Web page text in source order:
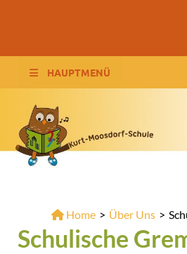
Wordpress
HAUPTMENÜ
Home > Über Uns >
Schulische